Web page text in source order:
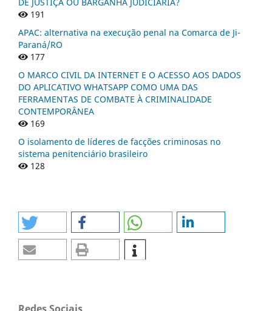
191
APAC: alternativa na execução penal na Comarca de Ji-
Paraná/RO
177
O MARCO CIVIL DA INTERNET E O ACESSO AOS DADOS
DO APLICATIVO WHATSAPP COMO UMA DAS
FERRAMENTAS DE COMBATE À CRIMINALIDADE
CONTEMPORÂNEA
169
O isolamento de líderes de facções criminosas no
sistema penitenciário brasileiro
128
Redes Sociais